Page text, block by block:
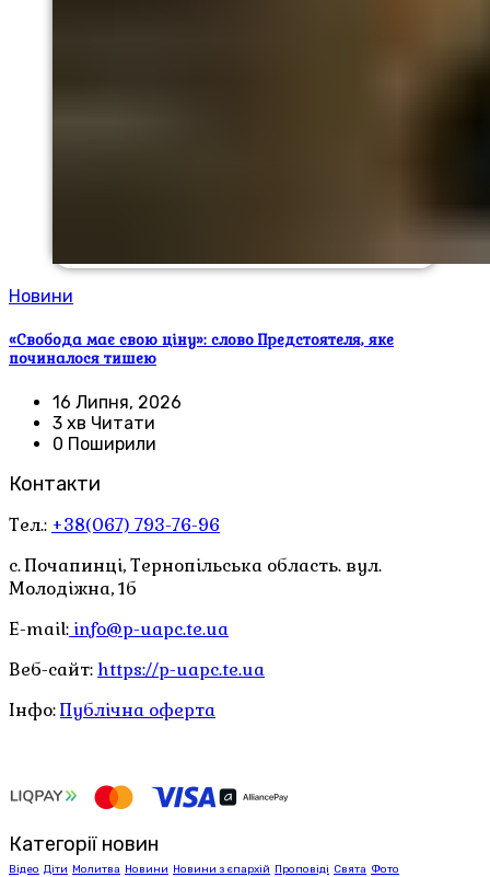
Новини
«Свобода має свою ціну»: слово Предстоятеля, яке
починалося тишею
16 Липня, 2026
3 хв Читати
0 Поширили
Контакти
Тел.: +38(067) 793-76-96
с. Почапинці, Тернопільська область. вул.
Молодіжна, 1б
E-mail: info@p-uapc.te.ua
Веб-сайт: https://p-uapc.te.ua
Інфо:Публічна оферта
Категорії новин
Відео Діти Молитва Новини Новини з єпархій Проповіді Свята Фото